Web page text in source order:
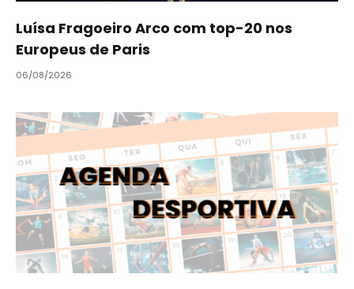
Luísa Fragoeiro Arco com top-20 nos
Europeus de Paris
06/08/2026